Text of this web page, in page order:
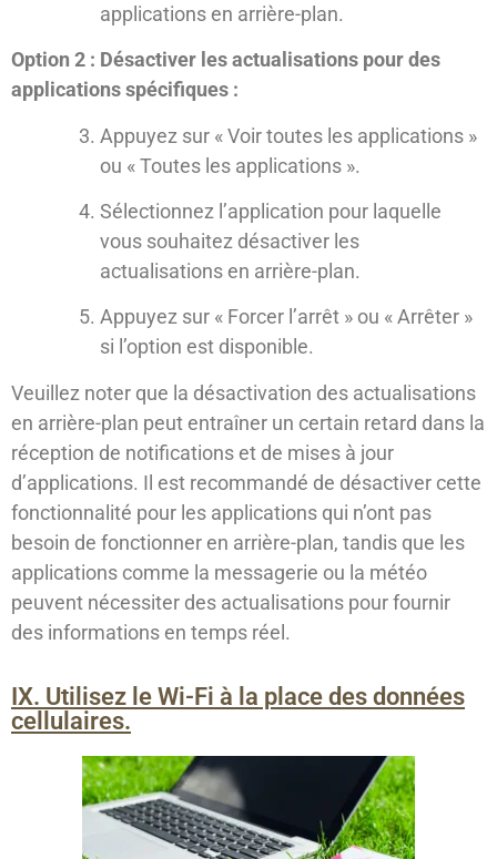
applications en arrière-plan.
Option 2 : Désactiver les actualisations pour des
applications spécifiques :
Appuyez sur « Voir toutes les applications »
ou « Toutes les applications ».
Sélectionnez l’application pour laquelle
vous souhaitez désactiver les
actualisations en arrière-plan.
Appuyez sur « Forcer l’arrêt » ou « Arrêter »
si l’option est disponible.
Veuillez noter que la désactivation des actualisations
en arrière-plan peut entraîner un certain retard dans la
réception de notifications et de mises à jour
d’applications. Il est recommandé de désactiver cette
fonctionnalité pour les applications qui n’ont pas
besoin de fonctionner en arrière-plan, tandis que les
applications comme la messagerie ou la météo
peuvent nécessiter des actualisations pour fournir
des informations en temps réel.
IX. Utilisez le Wi-Fi à la place des données
cellulaires.